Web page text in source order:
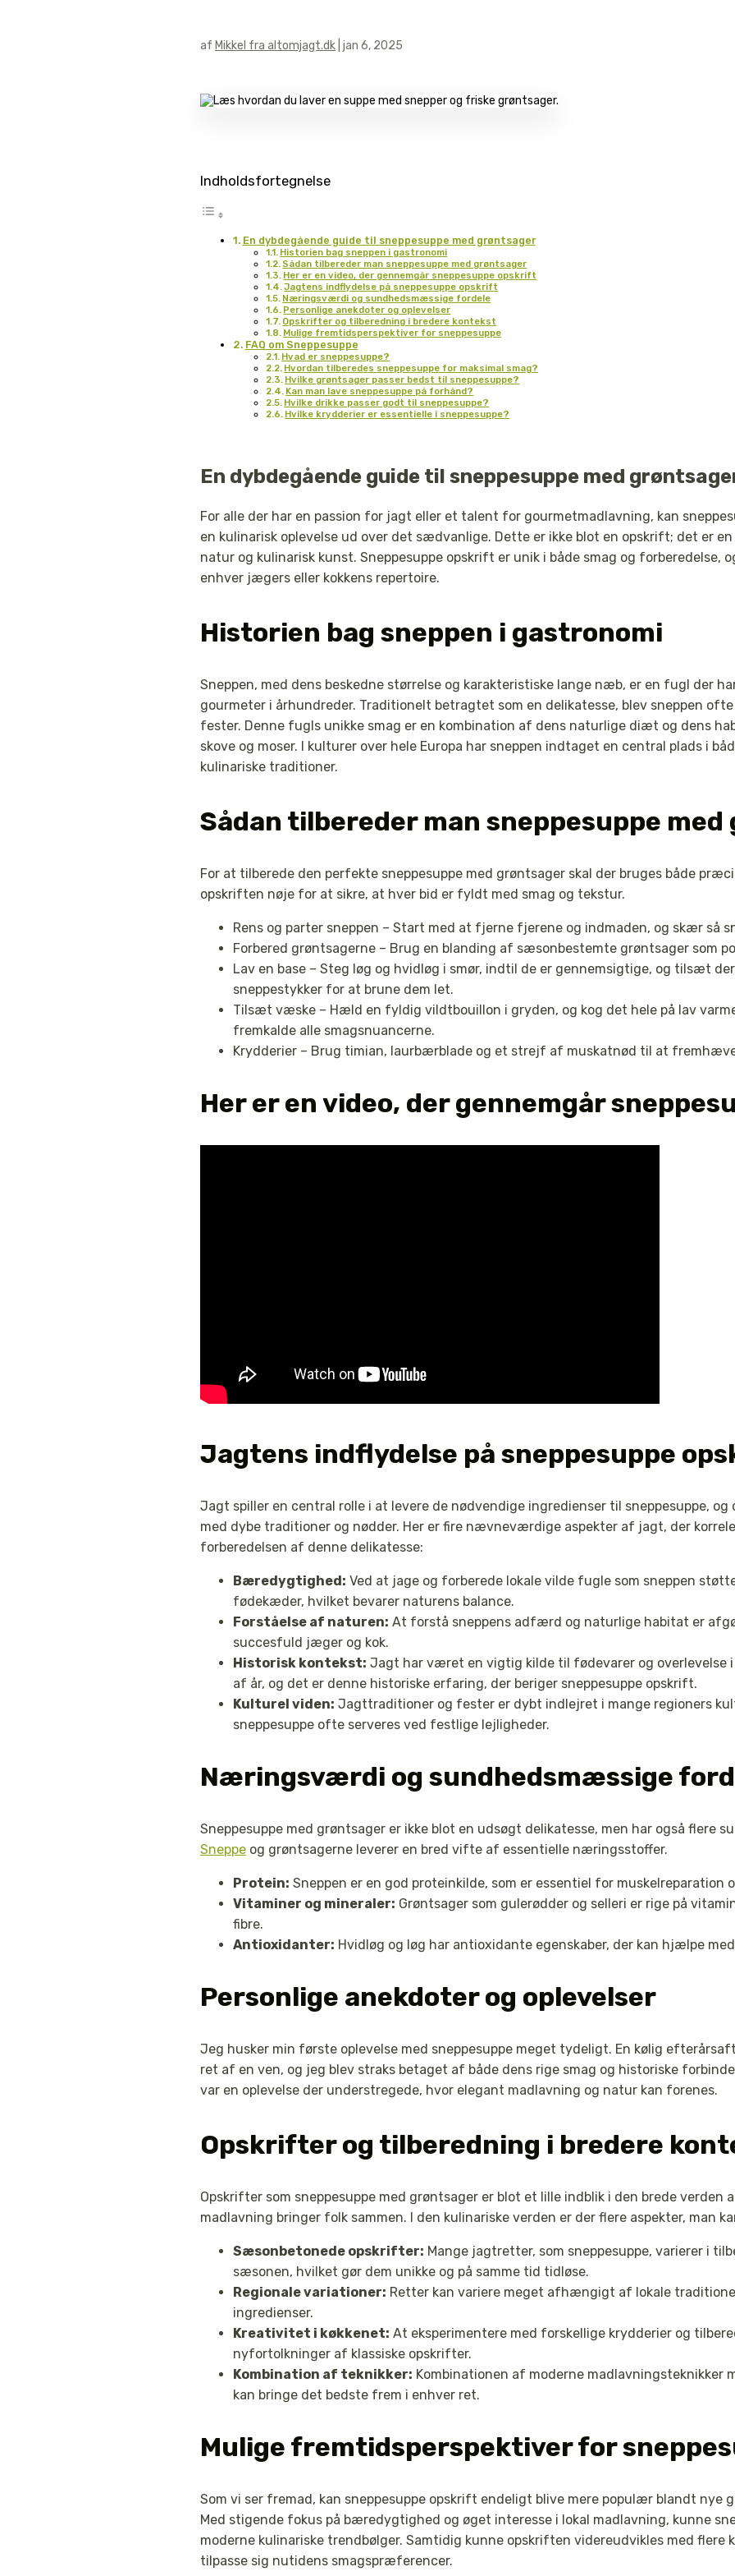
af Mikkel fra altomjagt.dk jan 6, 2025
Indholdsfortegnelse
En dybdegående guide til sneppesuppe med grøntsager
Historien bag sneppen i gastronomi
Sådan tilbereder man sneppesuppe med grøntsager
Her er en video, der gennemgår sneppesuppe opskrift
Jagtens indflydelse på sneppesuppe opskrift
Næringsværdi og sundhedsmæssige fordele
Personlige anekdoter og oplevelser
Opskrifter og tilberedning i bredere kontekst
Mulige fremtidsperspektiver for sneppesuppe
FAQ om Sneppesuppe
Hvad er sneppesuppe?
Hvordan tilberedes sneppesuppe for maksimal smag?
Hvilke grøntsager passer bedst til sneppesuppe?
Kan man lave sneppesuppe på forhånd?
Hvilke drikke passer godt til sneppesuppe?
Hvilke krydderier er essentielle i sneppesuppe?
En dybdegående guide til sneppesuppe med
For alle der har en passion for jagt eller et talent for gourmetmadlavning, kan
en kulinarisk oplevelse ud over det sædvanlige. Dette er ikke blot en opskrift; det er
natur og kulinarisk kunst. Sneppesuppe opskrift er unik i både smag og forberedelse,
enhver jægers eller kokkens repertoire.
Historien bag sneppen i gastronomi
Sneppen, med dens beskedne størrelse og karakteristiske lange næb, er en fugl der
gourmeter i århundreder. Traditionelt betragtet som en delikatesse, blev sneppen
fester. Denne fugls unikke smag er en kombination af dens naturlige diæt og dens
skove og moser. I kulturer over hele Europa har sneppen indtaget en central plads i
kulinariske traditioner.
Sådan tilbereder man sneppesuppe
For at tilberede den perfekte sneppesuppe med grøntsager skal der bruges både
opskriften nøje for at sikre, at hver bid er fyldt med smag og tekstur.
Rens og parter sneppen – Start med at fjerne fjerene og indmaden, og skær så
Forbered grøntsagerne – Brug en blanding af sæsonbestemte grøntsager som
Lav en base – Steg løg og hvidløg i smør, indtil de er gennemsigtige, og tilsæt
sneppestykker for at brune dem let.
Tilsæt væske – Hæld en fyldig vildtbouillon i gryden, og kog det hele på lav
fremkalde alle smagsnuancerne.
Krydderier – Brug timian, laurbærblade og et strejf af muskatnød til at
Her er en video, der gennemgår
Jagtens indflydelse på sneppesuppe
Jagt spiller en central rolle i at levere de nødvendige ingredienser til sneppesuppe,
med dybe traditioner og nødder. Her er fire nævneværdige aspekter af jagt, der
forberedelsen af denne delikatesse:
Bæredygtighed: Ved at jage og forberede lokale vilde fugle som sneppen
fødekæder, hvilket bevarer naturens balance.
Forståelse af naturen: At forstå sneppens adfærd og naturlige habitat er
succesfuld jæger og kok.
Historisk kontekst: Jagt har været en vigtig kilde til fødevarer og overlevelse
af år, og det er denne historiske erfaring, der beriger sneppesuppe opskrift.
Kulturel viden: Jagttraditioner og fester er dybt indlejret i mange regioners
sneppesuppe ofte serveres ved festlige lejligheder.
Næringsværdi og sundhedsmæssige
Sneppesuppe med grøntsager er ikke blot en udsøgt delikatesse, men har også flere
Sneppe og grøntsagerne leverer en bred vifte af essentielle næringsstoffer.
Protein: Sneppen er en god proteinkilde, som er essentiel for muskelreparation
Vitaminer og mineraler: Grøntsager som gulerødder og selleri er rige på
fibre.
Antioxidanter: Hvidløg og løg har antioxidante egenskaber, der kan hjælpe
Personlige anekdoter og oplevelser
Jeg husker min første oplevelse med sneppesuppe meget tydeligt. En kølig
ret af en ven, og jeg blev straks betaget af både dens rige smag og historiske
var en oplevelse der understregede, hvor elegant madlavning og natur kan forenes.
Opskrifter og tilberedning i bredere
Opskrifter som sneppesuppe med grøntsager er blot et lille indblik i den brede
madlavning bringer folk sammen. I den kulinariske verden er der flere aspekter, man
Sæsonbetonede opskrifter: Mange jagtretter, som sneppesuppe, varierer i
sæsonen, hvilket gør dem unikke og på samme tid tidløse.
Regionale variationer: Retter kan variere meget afhængigt af lokale
ingredienser.
Kreativitet i køkkenet: At eksperimentere med forskellige krydderier og
nyfortolkninger af klassiske opskrifter.
Kombination af teknikker: Kombinationen af moderne madlavningsteknikker
kan bringe det bedste frem i enhver ret.
Mulige fremtidsperspektiver for
Som vi ser fremad, kan sneppesuppe opskrift endeligt blive mere populær blandt nye
Med stigende fokus på bæredygtighed og øget interesse i lokal madlavning, kunne
moderne kulinariske trendbølger. Samtidig kunne opskriften videreudvikles med flere
tilpasse sig nutidens smagspræferencer.